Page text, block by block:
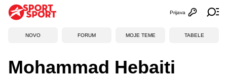
Otvori
Prijava
NOVO FORUM MOJE TEME TABELE
Mohammad Hebaiti